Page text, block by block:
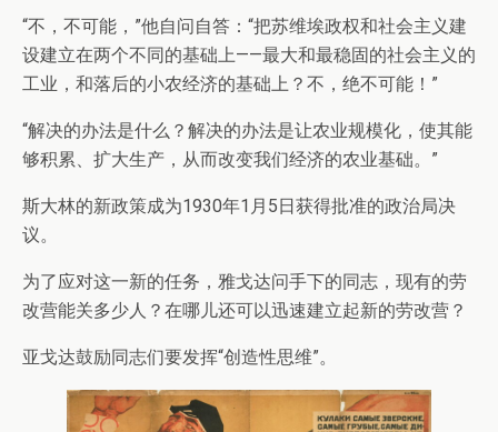
“不，不可能，”他自问自答：“把苏维埃政权和社会主义建
设建立在两个不同的基础上——最大和最稳固的社会主义的
工业，和落后的小农经济的基础上？不，绝不可能！”
“解决的办法是什么？解决的办法是让农业规模化，使其能
够积累、扩大生产，从而改变我们经济的农业基础。”
斯大林的新政策成为1930年1月5日获得批准的政治局决
议。
为了应对这一新的任务，雅戈达问手下的同志，现有的劳
改营能关多少人？在哪儿还可以迅速建立起新的劳改营？
亚戈达鼓励同志们要发挥“创造性思维”。